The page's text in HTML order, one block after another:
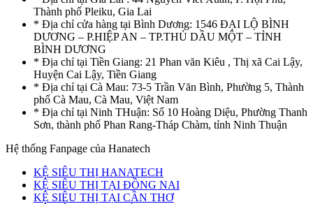
Thành phố Pleiku, Gia Lai
* Địa chỉ cửa hàng tại Bình Dương: 1546 ĐẠI LỘ BÌNH
DƯƠNG – P.HIỆP AN – TP.THỦ DẦU MỘT – TỈNH
BÌNH DƯƠNG
* Địa chỉ tại Tiền Giang: 21 Phan văn Kiêu , Thị xã Cai Lậy,
Huyện Cai Lậy, Tiền Giang
* Địa chỉ tại Cà Mau: 73-5 Trần Văn Bình, Phường 5, Thành
phố Cà Mau, Cà Mau, Việt Nam
* Địa chỉ tại Ninh THuận: Số 10 Hoàng Diệu, Phường Thanh
Sơn, thành phố Phan Rang-Tháp Chàm, tỉnh Ninh Thuận
Hệ thống Fanpage của Hanatech
KỆ SIÊU THỊ HANATECH
KỆ SIÊU THỊ TẠI ĐỒNG NAI
KỆ SIÊU THỊ TẠI CẦN THƠ